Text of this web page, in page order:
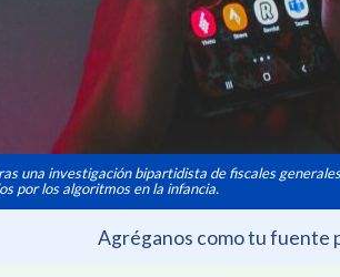
una investigación bipartidista de fiscales
por los algoritmos en la infancia.
Agréganos como tu fuente